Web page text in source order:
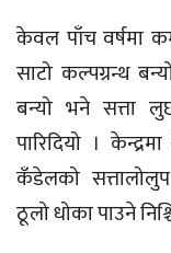
केवल पाँच वर्षमा
साटो कल्पग्रन्थ
बन्यो भने सत्ता
पारिदियो ।
कँडेलको
ठूलो धोका पाउने